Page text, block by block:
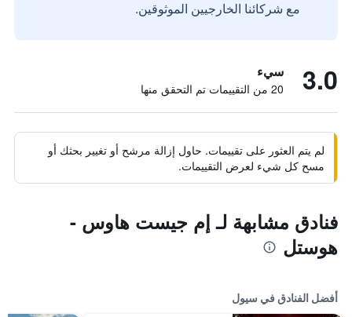
مع شركائنا الخارجيين الموثوقين.
3.0 سيء
20 من التقييمات تم التحقق منها
لم يتم العثور على تقييمات. حاول إزالة مرشح أو تغيير بحثك أو
مسح كل شيء لعرض التقييمات.
فنادق مشابهة لـ إم جيست هاوس -
هوستل
أفضل الفنادق في سيول